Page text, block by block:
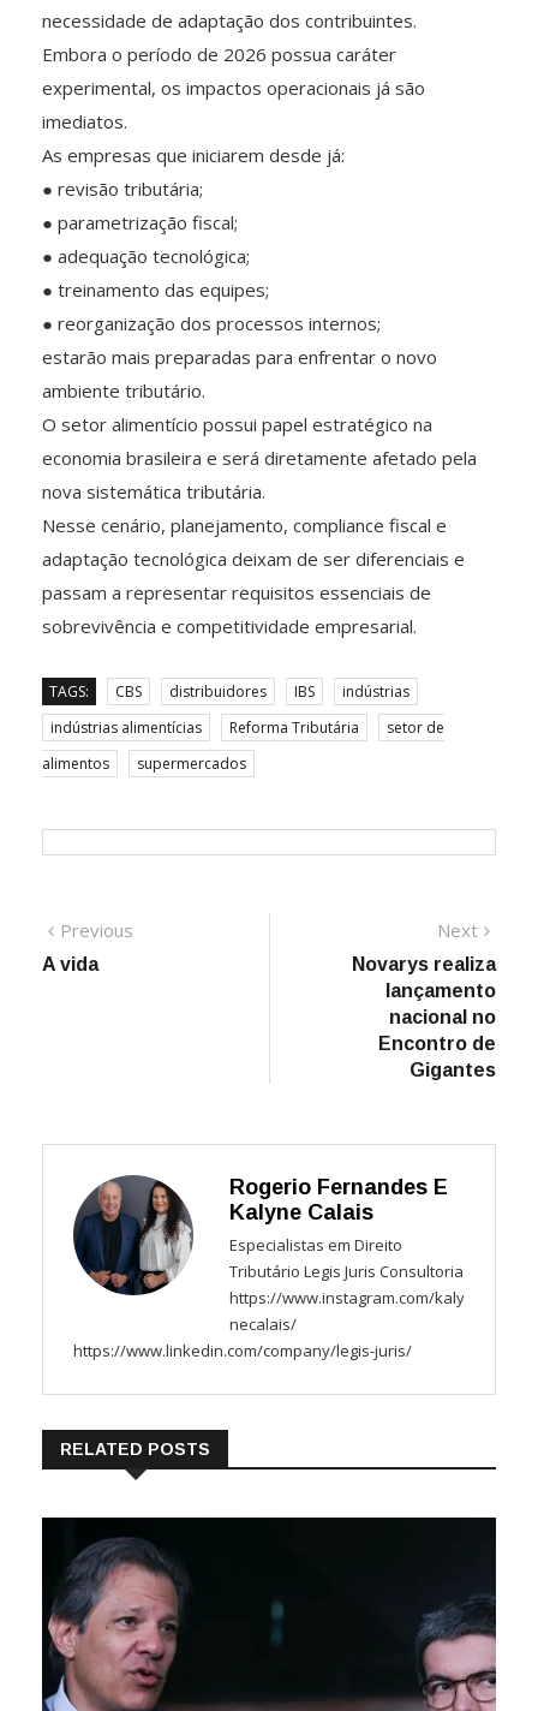
necessidade de adaptação dos contribuintes.
Embora o período de 2026 possua caráter
experimental, os impactos operacionais já são
imediatos.
As empresas que iniciarem desde já:
● revisão tributária;
● parametrização fiscal;
● adequação tecnológica;
● treinamento das equipes;
● reorganização dos processos internos;
estarão mais preparadas para enfrentar o novo
ambiente tributário.
O setor alimentício possui papel estratégico na
economia brasileira e será diretamente afetado pela
nova sistemática tributária.
Nesse cenário, planejamento, compliance fiscal e
adaptação tecnológica deixam de ser diferenciais e
passam a representar requisitos essenciais de
sobrevivência e competitividade empresarial.
TAGS: CBS distribuidores IBS
indústrias
indústrias alimentícias
Reforma Tributária
setor de
alimentos
supermercados
Navegação
de
Previous
A vida
Next
post:
Novarys realiza
lançamento
nacional no
Encontro de
Gigantes
Rogerio Fernandes E
Kalyne Calais
Especialistas em Direito
Tributário Legis Juris Consultoria
https://www.instagram.com/kaly
necalais/
https://www.linkedin.com/company/legis-juris/
RELATED POSTS